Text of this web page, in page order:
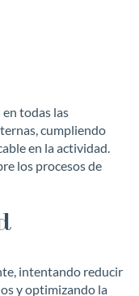
todas las
cumpliendo
en la actividad.
los procesos de
intentando reducir
y optimizando la